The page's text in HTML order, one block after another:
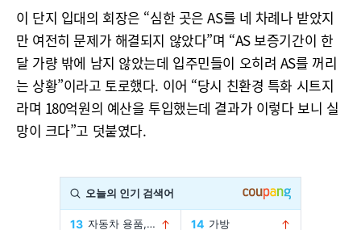
이 단지 입대의 회장은 “심한 곳은 AS를 네 차례나 받았지
만 여전히 문제가 해결되지 않았다”며 “AS 보증기간이 한
달 가량 밖에 남지 않았는데 입주민들이 오히려 AS를 꺼리
는 상황”이라고 토로했다. 이어 “당시 친환경 특화 시트지
라며 180억원의 예산을 투입했는데 결과가 이렇다 보니 실
망이 크다”고 덧붙였다.